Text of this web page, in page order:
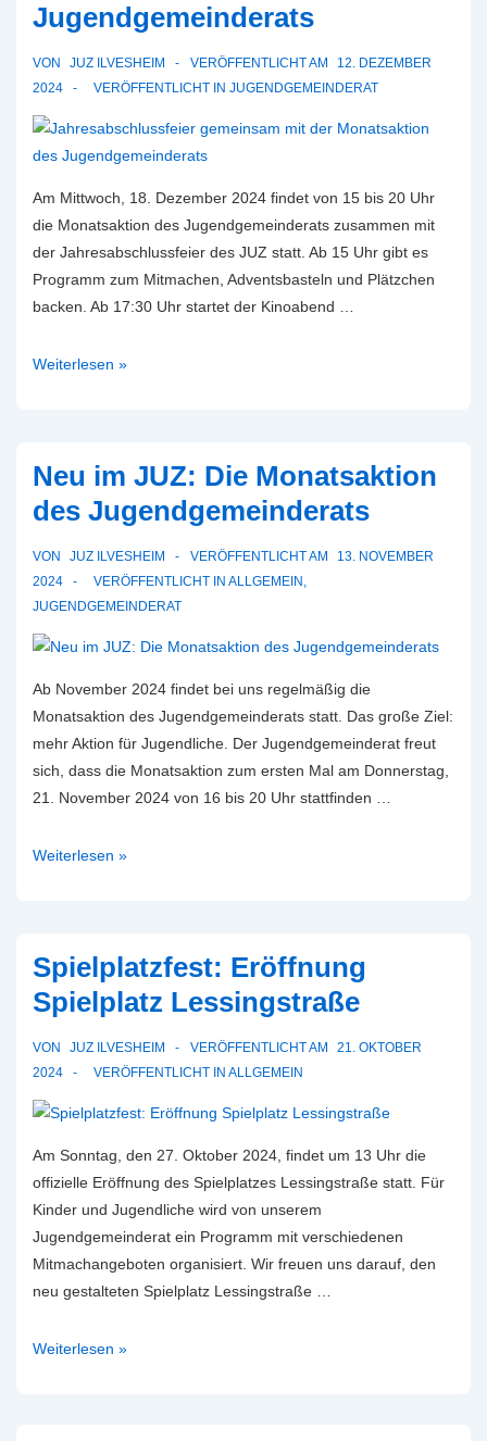
Jugendgemeinderats
VON JUZ ILVESHEIM VERÖFFENTLICHT AM
12. DEZEMBER
2024
VERÖFFENTLICHT IN JUGENDGEMEINDERAT
Am Mittwoch, 18. Dezember 2024 findet von 15 bis 20 Uhr
die Monatsaktion des Jugendgemeinderats zusammen mit
der Jahresabschlussfeier des JUZ statt. Ab 15 Uhr gibt es
Programm zum Mitmachen, Adventsbasteln und Plätzchen
backen. Ab 17:30 Uhr startet der Kinoabend …
Jahresabschlussfeier
Monatsaktion
des
Jugendgemeinderats
Weiterlesen »
Neu im JUZ: Die Monatsaktion
des Jugendgemeinderats
VON JUZ ILVESHEIM VERÖFFENTLICHT AM
13. NOVEMBER
2024
VERÖFFENTLICHT IN ALLGEMEIN ,
JUGENDGEMEINDERAT
Ab November 2024 findet bei uns regelmäßig die
Monatsaktion des Jugendgemeinderats statt. Das große Ziel:
mehr Aktion für Jugendliche. Der Jugendgemeinderat freut
sich, dass die Monatsaktion zum ersten Mal am Donnerstag,
21. November 2024 von 16 bis 20 Uhr stattfinden …
Neu
Monatsaktion
des
Jugendgemeinderats
Weiterlesen »
Spielplatzfest: Eröffnung
Spielplatz Lessingstraße
VON JUZ ILVESHEIM VERÖFFENTLICHT AM
21. OKTOBER
2024
VERÖFFENTLICHT IN ALLGEMEIN
Am Sonntag, den 27. Oktober 2024, findet um 13 Uhr die
offizielle Eröffnung des Spielplatzes Lessingstraße statt. Für
Kinder und Jugendliche wird von unserem
Jugendgemeinderat ein Programm mit verschiedenen
Mitmachangeboten organisiert. Wir freuen uns darauf, den
neu gestalteten Spielplatz Lessingstraße …
Spielplatzfest:
Weiterlesen »